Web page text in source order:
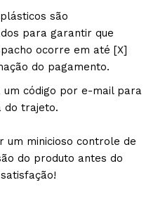
são
para garantir que
ocorre em até [X]
do pagamento.
um código por e-mail para
do trajeto.
um minicioso controle de
do produto antes do